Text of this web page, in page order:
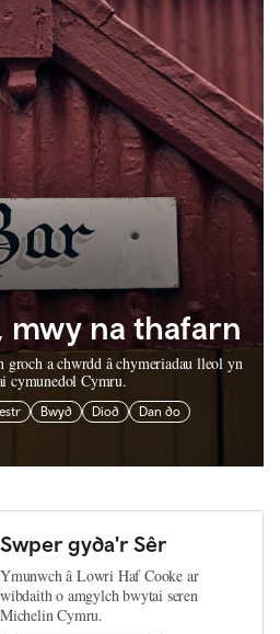
mwy na thafarn
groch a chwrdd â chymeriadau lleol yn
cymunedol Cymru.
Bwyd Diod Dan do
Swper gyda'r Sêr
Ymunwch â Lowri Haf Cooke ar
wibdaith o amgylch bwytai seren
Michelin Cymru.